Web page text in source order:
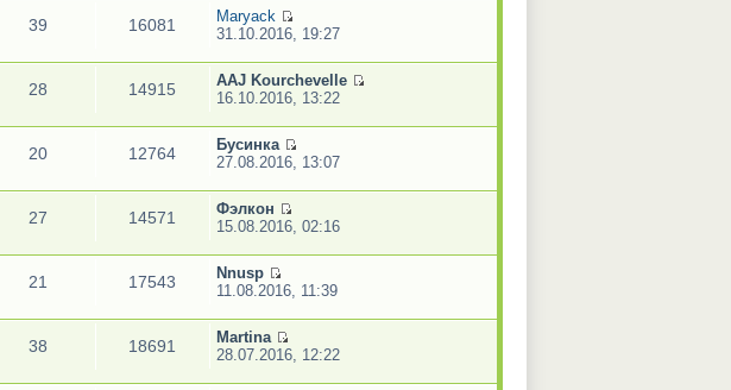
39 16081
Maryack
31.10.2016, 19:27
28 14915
AAJ Kourchevelle
16.10.2016, 13:22
20 12764
Бусинка
27.08.2016, 13:07
27 14571
Фэлкон
15.08.2016, 02:16
21 17543
Nnusp
11.08.2016, 11:39
38 18691
Martina
28.07.2016, 12:22